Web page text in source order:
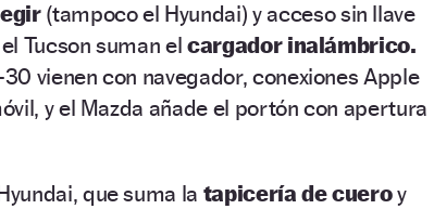
(tampoco el Hyundai) y acceso sin llave
Tucson suman el cargador inalámbrico.
vienen con navegador, conexiones Apple
y el Mazda añade el portón con apertura
que suma la tapicería de cueroy